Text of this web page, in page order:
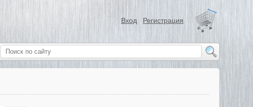
Вход Регистрация